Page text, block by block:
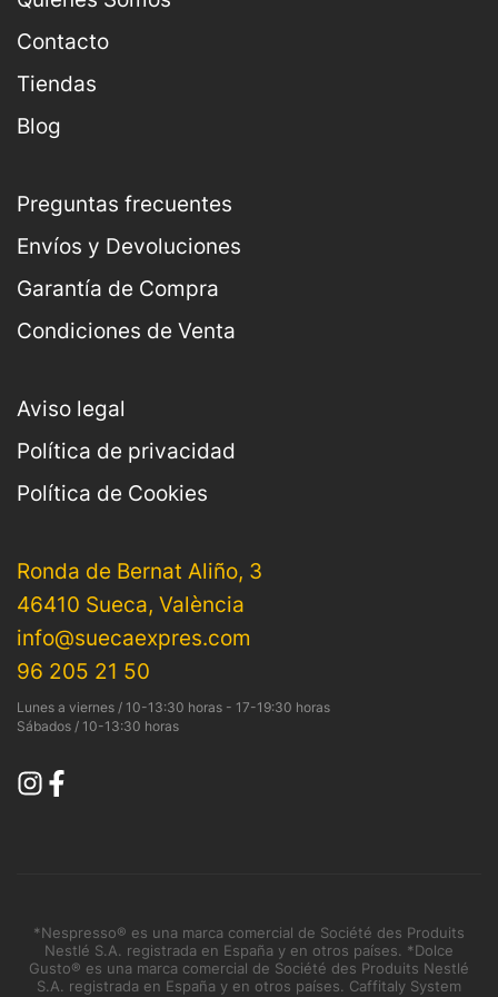
Contacto
Tiendas
Blog
Preguntas frecuentes
Envíos y Devoluciones
Garantía de Compra
Condiciones de Venta
Aviso legal
Política de privacidad
Política de Cookies
Ronda de Bernat Aliño, 3
46410 Sueca, València
info@suecaexpres.com
96 205 21 50
Lunes a viernes / 10-13:30 horas - 17-19:30 horas
Sábados / 10-13:30 horas
*Nespresso® es una marca comercial de Société des Produits
Nestlé S.A. registrada en España y en otros países. *Dolce
Gusto® es una marca comercial de Société des Produits Nestlé
S.A. registrada en España y en otros países. Caffitaly System